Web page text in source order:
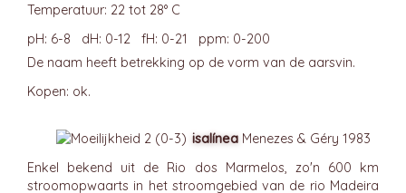
Temperatuur: 22 tot 28° C
pH: 6-8 dH: 0-12 fH: 0-21 ppm: 0-200
De naam heeft betrekking op de vorm van de aarsvin.
Kopen: ok.
isalínea Menezes & Géry 1983
Enkel bekend uit de Rio dos Marmelos, zo'n 600 km
stroomopwaarts in het stroomgebied van de rio Madeira